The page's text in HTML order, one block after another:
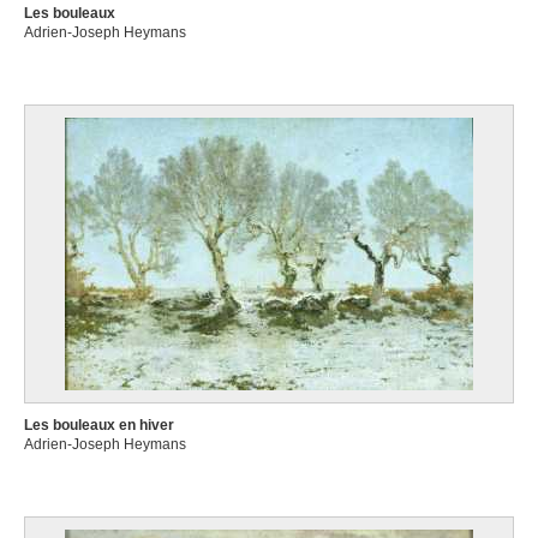
Les bouleaux
Adrien-Joseph Heymans
Les bouleaux en hiver
Adrien-Joseph Heymans